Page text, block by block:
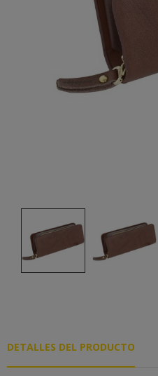
DETALLES DEL PRODUCTO